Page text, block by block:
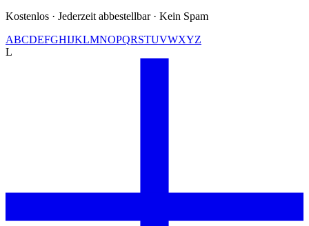
Kostenlos · Jederzeit abbestellbar · Kein Spam
ABCDEFGHIJKLMNOPQRSTUVWXYZ
L